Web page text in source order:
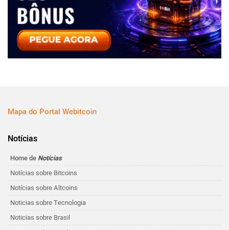
Mapa do Portal Webitcoin
Notícias
Home de Notícias
Notícias sobre Bitcoins
Notícias sobre Altcoins
Noticias sobre Tecnologia
Noticias sobre Brasil